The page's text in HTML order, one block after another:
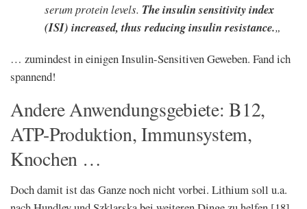
serum protein levels. The insulin sensitivity index
(ISI) increased, thus reducing insulin resistance.„
… zumindest in einigen Insulin-Sensitiven Geweben. Fand ich
spannend!
Andere Anwendungsgebiete: B12,
ATP-Produktion, Immunsystem,
Knochen …
Doch damit ist das Ganze noch nicht vorbei. Lithium soll u.a.